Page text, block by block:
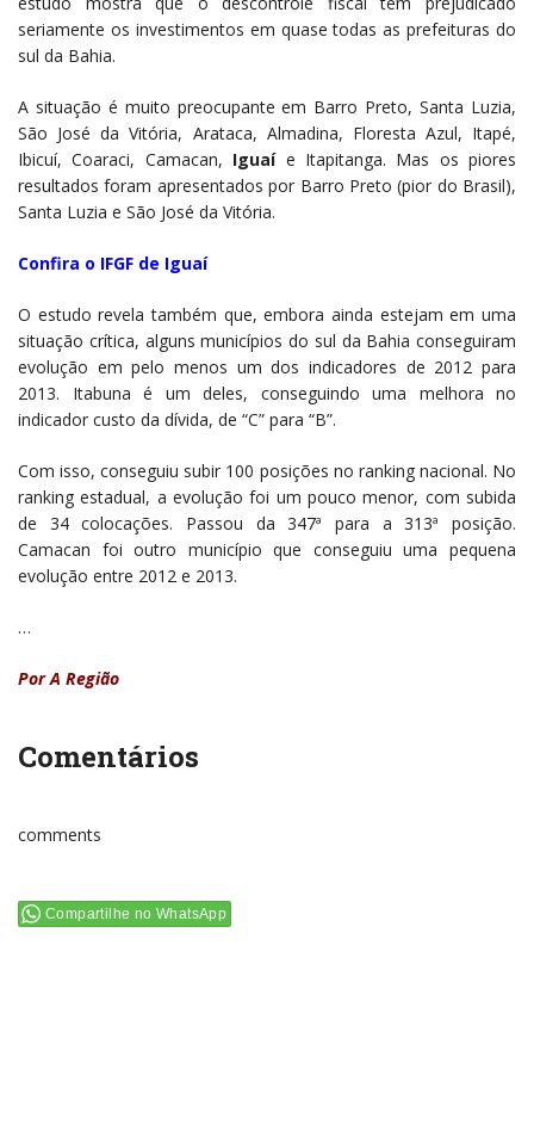
seriamente os investimentos em quase todas as prefeituras do
sul da Bahia.
A situação é muito preocupante em Barro Preto, Santa Luzia,
São José da Vitória, Arataca, Almadina, Floresta Azul, Itapé,
Ibicuí, Coaraci, Camacan, Iguaíe Itapitanga. Mas os piores
resultados foram apresentados por Barro Preto (pior do Brasil),
Santa Luzia e São José da Vitória.
Confira o IFGF de Iguaí
O estudo revela também que, embora ainda estejam em uma
situação crítica, alguns municípios do sul da Bahia conseguiram
evolução em pelo menos um dos indicadores de 2012 para
2013. Itabuna é um deles, conseguindo uma melhora no
indicador custo da dívida, de “C” para “B”.
Com isso, conseguiu subir 100 posições no ranking nacional. No
ranking estadual, a evolução foi um pouco menor, com subida
de 34 colocações. Passou da 347ª para a 313ª posição.
Camacan foi outro município que conseguiu uma pequena
evolução entre 2012 e 2013.
…
Por A Região
Comentários
comments
Compartilhe no WhatsApp